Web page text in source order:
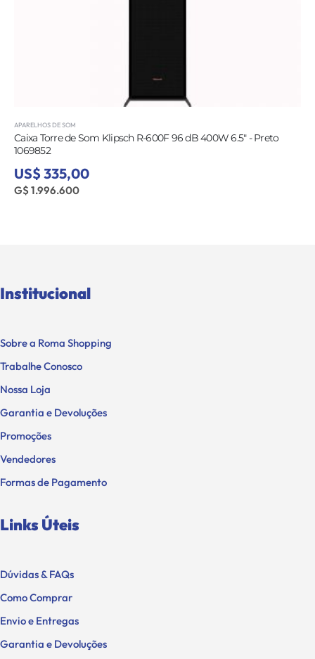
APARELHOS DE SOM
Caixa Torre de Som Klipsch R-600F 96 dB 400W 6.5" - Preto
1069852
US$ 335,00
G$ 1.996.600
Institucional
Sobre a Roma Shopping
Trabalhe Conosco
Nossa Loja
Garantia e Devoluções
Promoções
Vendedores
Formas de Pagamento
Links Úteis
Dúvidas & FAQs
Como Comprar
Envio e Entregas
Garantia e Devoluções